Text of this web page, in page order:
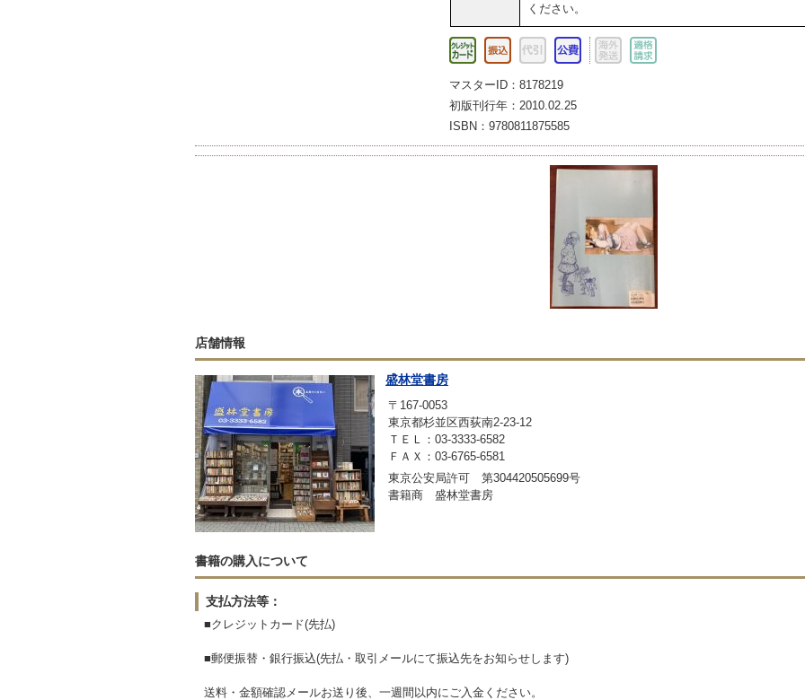
ください。
マスターID：8178219
初版刊行年：2010.02.25
ISBN：9780811875585
店舗情報
盛林堂書房
〒167-0053
東京都杉並区西荻南2-23-12
ＴＥＬ：03-3333-6582
ＦＡＸ：03-6765-6581
東京公安局許可 第304420505699号
書籍商 盛林堂書房
書籍の購入について
支払方法等：
■クレジットカード(先払)
■郵便振替・銀行振込(先払・取引メールにて振込先をお知らせします)
送料・金額確認メールお送り後、一週間以内にご入金ください。